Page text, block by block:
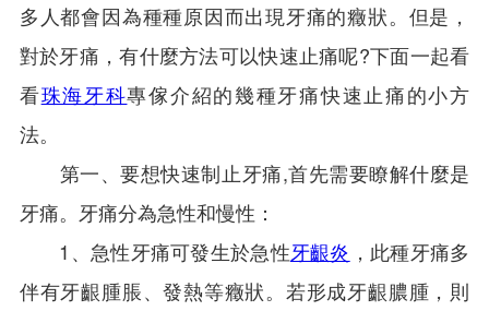
多人都會因為種種原因而出現牙痛的癥狀。但是，
對於牙痛，有什麼方法可以快速止痛呢?下面一起看
看珠海牙科專傢介紹的幾種牙痛快速止痛的小方
法。
第一、要想快速制止牙痛,首先需要瞭解什麼是
牙痛。牙痛分為急性和慢性：
1、急性牙痛可發生於急性牙齦炎 ，此種牙痛多
伴有牙齦腫脹、發熱等癥狀。若形成牙齦膿腫，則